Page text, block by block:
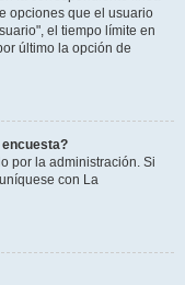
opciones que el usuario
el tiempo límite en
último la opción de
encuesta?
por la administración. Si
con La